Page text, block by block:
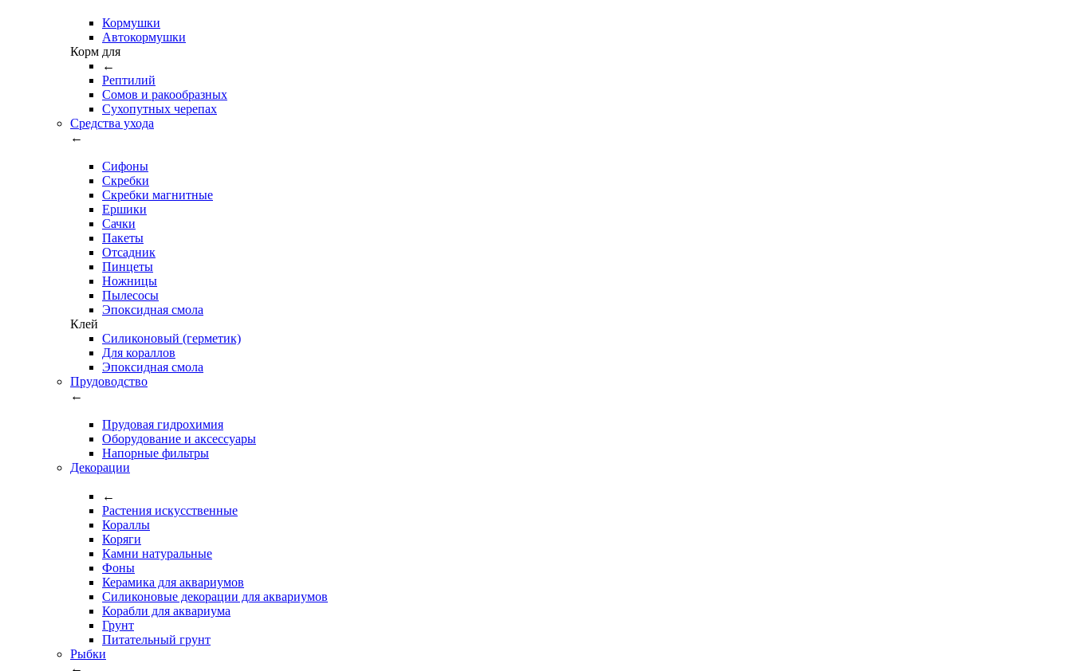
Кормушки
Автокормушки
Корм для
←
Рептилий
Сомов и ракообразных
Сухопутных черепах
Средства ухода
←
Сифоны
Скребки
Скребки магнитные
Ершики
Сачки
Пакеты
Отсадник
Пинцеты
Ножницы
Пылесосы
Эпоксидная смола
Клей
Силиконовый (герметик)
Для кораллов
Эпоксидная смола
Прудоводство
←
Прудовая гидрохимия
Оборудование и аксессуары
Напорные фильтры
Декорации
←
Растения искусственные
Кораллы
Коряги
Камни натуральные
Фоны
Керамика для аквариумов
Силиконовые декорации для аквариумов
Корабли для аквариума
Грунт
Питательный грунт
Рыбки
←